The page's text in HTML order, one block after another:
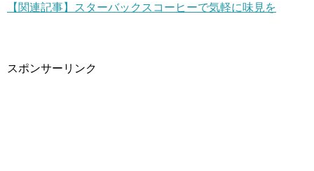
【関連記事】スターバックスコーヒーで気軽に味見を
スポンサーリンク